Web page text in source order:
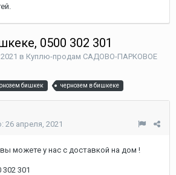
0500 302 301
в Куплю-продам САДОВО-ПАРКОВОЕ
бишкек чернозем в бишкеке
26 апреля, 2021
можете у нас с доставкой на дом !
301